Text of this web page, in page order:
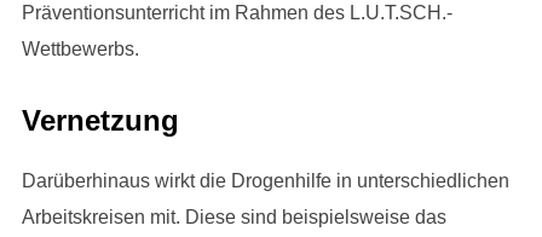
Präventionsunterricht im Rahmen des L.U.T.SCH.-
Wettbewerbs.
Vernetzung
Darüberhinaus wirkt die Drogenhilfe in unterschiedlichen
Arbeitskreisen mit. Diese sind beispielsweise das